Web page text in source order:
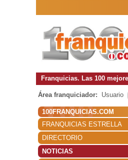
Franquicias. Las 100
Área franquiciador: Usuario
100FRANQUICIAS.COM
FRANQUICIAS ESTRELLA
DIRECTORIO
NOTICIAS